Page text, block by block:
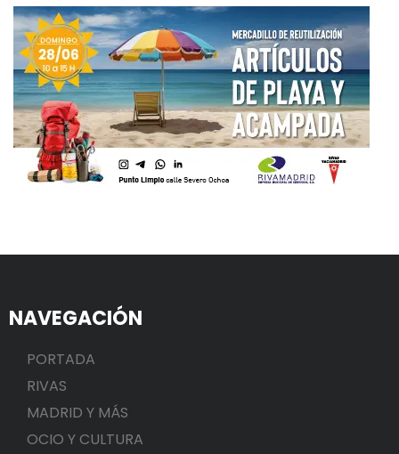
NAVEGACIÓN
PORTADA
RIVAS
MADRID Y MÁS
OCIO Y CULTURA